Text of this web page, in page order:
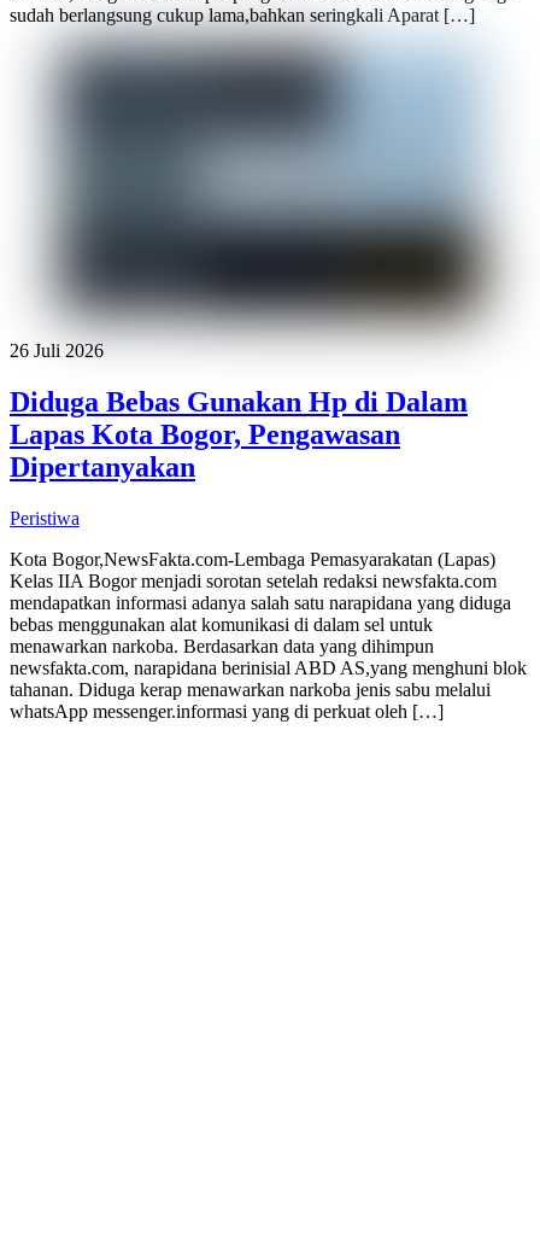
sudah berlangsung cukup lama,bahkan seringkali Aparat […]
26 Juli 2026
Diduga Bebas Gunakan Hp di Dalam
Lapas Kota Bogor, Pengawasan
Dipertanyakan
Peristiwa
Kota Bogor,NewsFakta.com-Lembaga Pemasyarakatan (Lapas)
Kelas IIA Bogor menjadi sorotan setelah redaksi newsfakta.com
mendapatkan informasi adanya salah satu narapidana yang diduga
bebas menggunakan alat komunikasi di dalam sel untuk
menawarkan narkoba. Berdasarkan data yang dihimpun
newsfakta.com, narapidana berinisial ABD AS,yang menghuni blok
tahanan. Diduga kerap menawarkan narkoba jenis sabu melalui
whatsApp messenger.informasi yang di perkuat oleh […]